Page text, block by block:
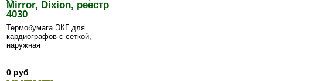
Mirror, Dixion, реестр
4030
Термобумага ЭКГ для
кардиографов с сеткой,
наружная
0 руб